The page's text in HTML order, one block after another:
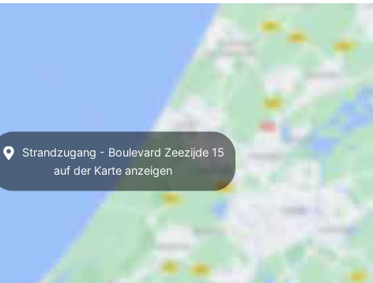
Strandzugang - Boulevard Zeezijde 15
auf der Karte anzeigen